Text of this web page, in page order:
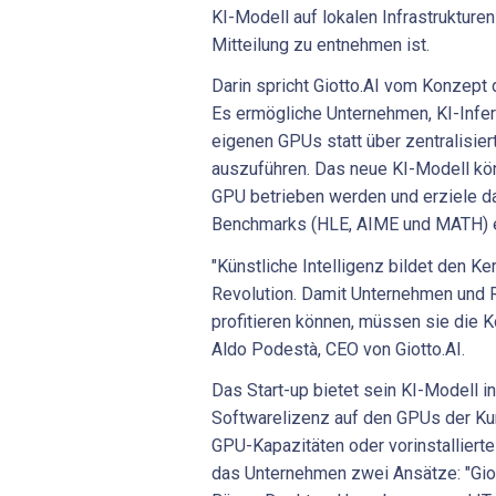
KI-Modell auf lokalen
Mitteilung zu entnehmen ist.
Darin spricht Giotto.AI vom
Es ermögliche Unternehmen, KI-
eigenen GPUs statt über
auszuführen. Das neue KI-Modell
GPU betrieben werden und erziele
Benchmarks (HLE, AIME und
"Künstliche Intelligenz bildet den
Revolution. Damit Unternehmen und
profitieren können, müssen sie die
Aldo Podestà, CEO von Giotto.AI.
Das Start-up bietet sein KI-Modell
Softwarelizenz auf den GPUs der
GPU-Kapazitäten oder
das Unternehmen zwei Ansätze: